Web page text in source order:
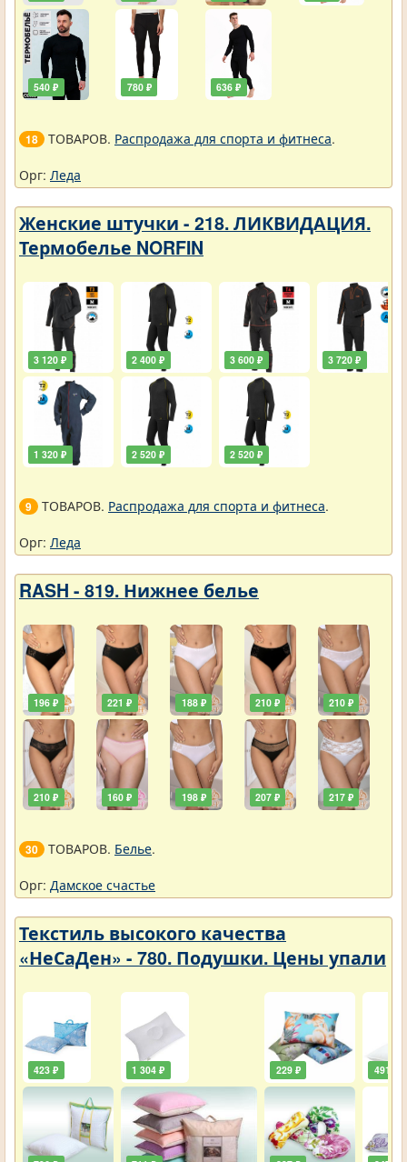
540 ₽ 780 ₽ 636 ₽
18 ТОВАРОВ. Распродажа для спорта и фитнеса.
Орг: Леда
Женские штучки - 218. ЛИКВИДАЦИЯ.
Термобелье NORFIN
3 120 ₽
1 320 ₽
2 400 ₽
2 520 ₽
3 600 ₽
2 520 ₽
3 720 ₽
9 ТОВАРОВ. Распродажа для спорта и фитнеса.
Орг: Леда
RASH - 819. Нижнее белье
196 ₽
210 ₽
221 ₽
160 ₽
188 ₽
198 ₽
210 ₽
207 ₽
210 ₽
217 ₽
30 ТОВАРОВ. Белье.
Орг: Дамское счастье
Текстиль высокого качества
«НеСаДен» - 780. Подушки. Цены упали
423 ₽ 1 304 ₽ 229 ₽ 491 ₽